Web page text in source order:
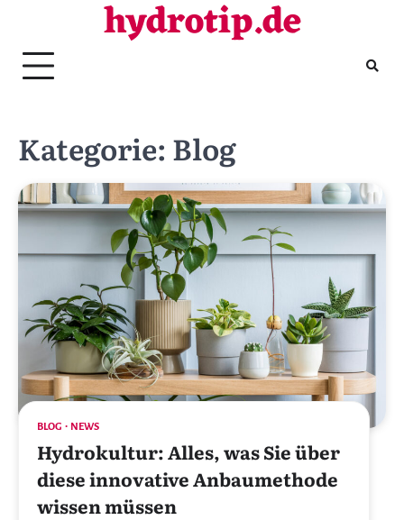
content
hydrotip.de
Kategorie: Blog
BLOG NEWS
Hydrokultur: Alles, was Sie über
diese innovative Anbaumethode
wissen müssen